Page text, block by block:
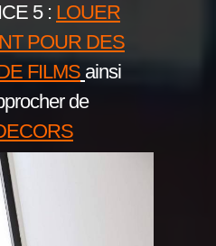
5 : LOUER
POUR DES
FILMS ainsi
de